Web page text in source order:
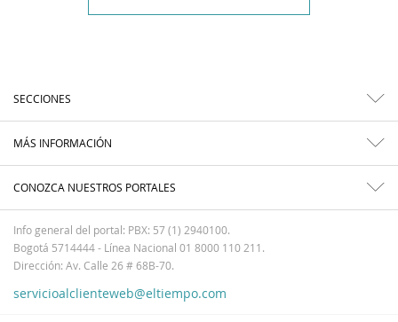
SECCIONES
MÁS INFORMACIÓN
CONOZCA NUESTROS PORTALES
Info general del portal: PBX: 57 (1) 2940100.
Bogotá 5714444 - Línea Nacional 01 8000 110 211.
Dirección: Av. Calle 26 # 68B-70.
servicioalclienteweb@eltiempo.com